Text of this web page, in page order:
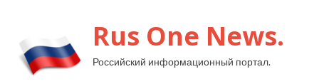
Rus One News.
Российский информационный портал.